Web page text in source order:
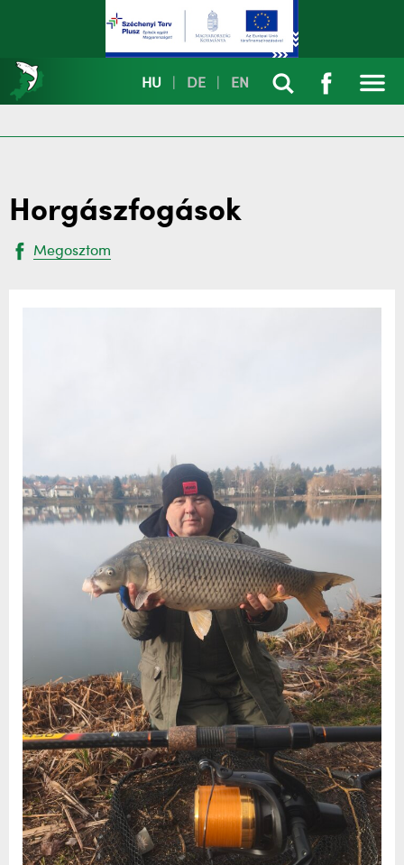
HU DE EN
Horgászfogások
Megosztom